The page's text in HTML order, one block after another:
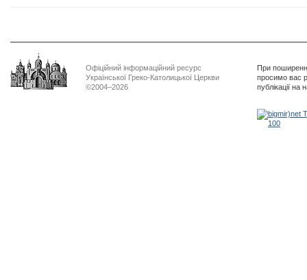
Офіційний інформаційний ресурс
Української Греко-Католицької Церкви
©2004–2026
При
просимо вас
публікації на